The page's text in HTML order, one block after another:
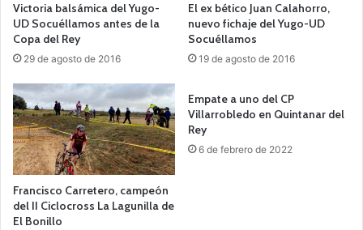
Victoria balsámica del Yugo-
UD Socuéllamos antes de la
Copa del Rey
29 de agosto de 2016
El ex bético Juan Calahorro,
nuevo fichaje del Yugo-UD
Socuéllamos
19 de agosto de 2016
Francisco Carretero, campeón
del II Ciclocross La Lagunilla de
El Bonillo
Empate a uno del CP
Villarrobledo en Quintanar del
Rey
6 de febrero de 2022